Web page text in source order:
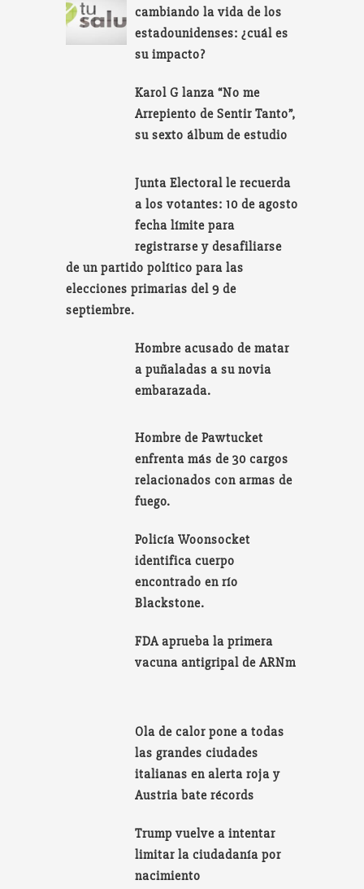
cambiando la vida de los
estadounidenses: ¿cuál es
su impacto?
Karol G lanza “No me
Arrepiento de Sentir Tanto”,
su sexto álbum de estudio
Junta Electoral le recuerda
a los votantes: 10 de agosto
fecha límite para
registrarse y desafiliarse
de un partido político para las
elecciones primarias del 9 de
septiembre.
Hombre acusado de matar
a puñaladas a su novia
embarazada.
Hombre de Pawtucket
enfrenta más de 30 cargos
relacionados con armas de
fuego.
Policía Woonsocket
identifica cuerpo
encontrado en río
Blackstone.
FDA aprueba la primera
vacuna antigripal de ARNm
Ola de calor pone a todas
las grandes ciudades
italianas en alerta roja y
Austria bate récords
Trump vuelve a intentar
limitar la ciudadanía por
nacimiento